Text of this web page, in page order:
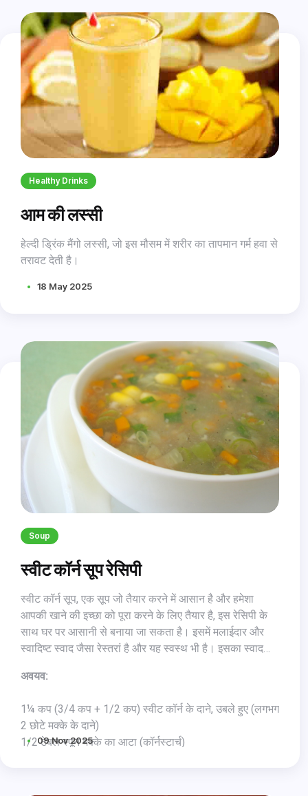
Healthy Drinks
आम की लस्सी
हेल्दी ड्रिंक मैंगो लस्सी, जो इस मौसम में शरीर का तापमान गर्म हवा से
तरावट देती है।
18 May 2025
Soup
स्वीट कॉर्न सूप रेसिपी
स्वीट कॉर्न सूप, एक सूप जो तैयार करने में आसान है और हमेशा
आपकी खाने की इच्छा को पूरा करने के लिए तैयार है, इस रेसिपी के
साथ घर पर आसानी से बनाया जा सकता है। इसमें मलाईदार और
स्वादिष्ट स्वाद जैसा रेस्तरां है और यह स्वस्थ भी है। इसका स्वाद
रात के खाने के रूप में गार्लिक ब्रेड के साथ परोसा जाता है। ठंड के
अवयव:
1¼ कप (3/4 कप + 1/2 कप) स्वीट कॉर्न के दाने, उबले हुए (लगभग
2 छोटे मक्के के दाने)
1/2 टेबल स्पून मक्के का आटा (कॉर्नस्टार्च)
09 Nov 2025